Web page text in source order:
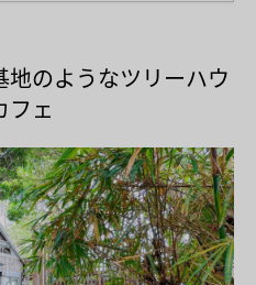
のようなツリーハウ
フェ